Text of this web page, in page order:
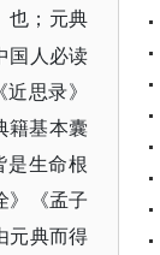
也；元典
国人必读
思录》
籍基本囊
是生命根
》《孟子
元典而得